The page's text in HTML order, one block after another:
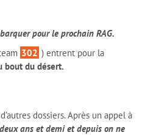
pour le prochain RAG.
302 ) entrent pour la
bout du désert.
dossiers. Après un appel à
ans et demi et depuis on ne